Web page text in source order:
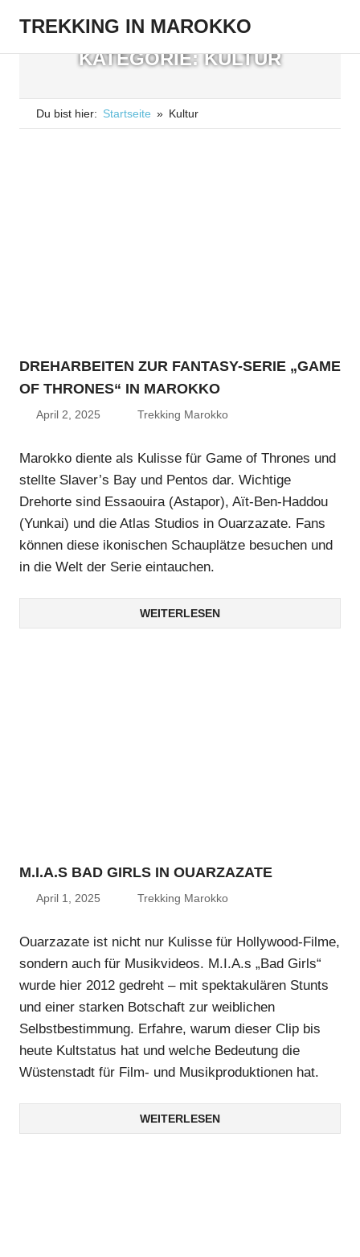
Inhalt
springen
TREKKING IN MAROKKO
Größtes
deutschsprachiges
Tipps
KATEGORIE:KULTUR
Du bist hier: Startseite Kultur
DREHARBEITEN ZUR FANTASY-SERIE „GAME
OF THRONES“ IN MAROKKO
April 2, 2025 Trekking Marokko
Marokko diente als Kulisse für Game of Thrones und
stellte Slaver’s Bay und Pentos dar. Wichtige
Drehorte sind Essaouira (Astapor), Aït-Ben-Haddou
(Yunkai) und die Atlas Studios in Ouarzazate. Fans
können diese ikonischen Schauplätze besuchen und
in die Welt der Serie eintauchen.
WEITERLESEN
M.I.A.S BAD GIRLS IN OUARZAZATE
April 1, 2025 Trekking Marokko
Ouarzazate ist nicht nur Kulisse für Hollywood-Filme,
sondern auch für Musikvideos. M.I.A.s „Bad Girls“
wurde hier 2012 gedreht – mit spektakulären Stunts
und einer starken Botschaft zur weiblichen
Selbstbestimmung. Erfahre, warum dieser Clip bis
heute Kultstatus hat und welche Bedeutung die
Wüstenstadt für Film- und Musikproduktionen hat.
WEITERLESEN